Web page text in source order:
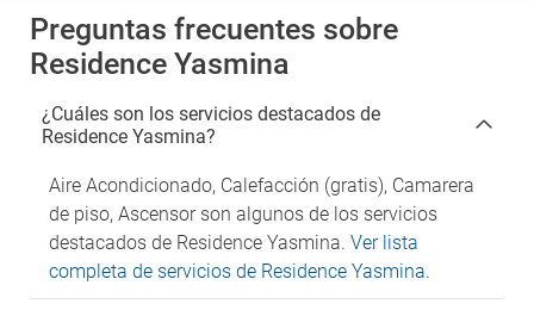
Preguntas frecuentes sobre
Residence Yasmina
¿Cuáles son los servicios destacados de
Residence Yasmina?
Aire Acondicionado, Calefacción (gratis), Camarera
de piso, Ascensor son algunos de los servicios
destacados de Residence Yasmina. Ver lista
completa de servicios de Residence Yasmina.